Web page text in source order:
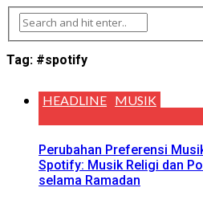
Tag: #spotify
HEADLINE MUSIK
Perubahan Preferensi
Spotify: Musik Religi dan
selama Ramadan